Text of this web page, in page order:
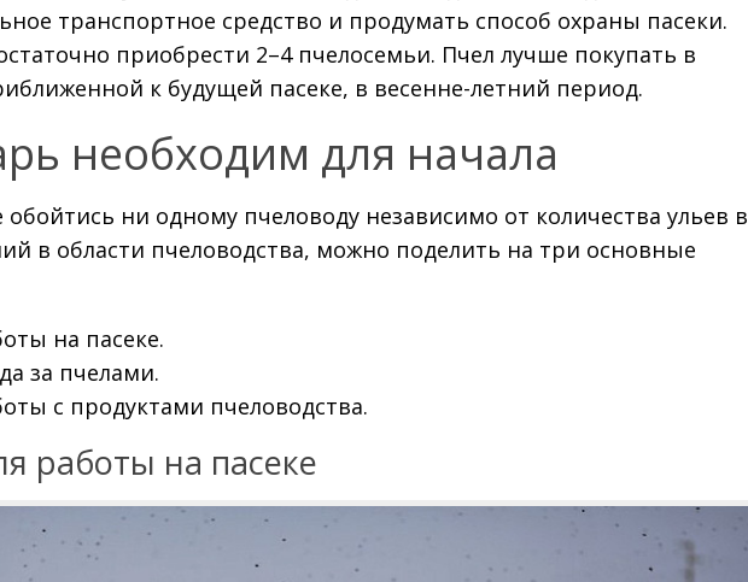
транспортное средство и продумать способ охраны пасеки.
приобрести 2–4 пчелосемьи. Пчел лучше покупать в
к будущей пасеке, в весенне-летний период.
необходим для начала
ни одному пчеловоду независимо от количества ульев в
в области пчеловодства, можно поделить на три основные
на пасеке.
за пчелами.
с продуктами пчеловодства.
работы на пасеке